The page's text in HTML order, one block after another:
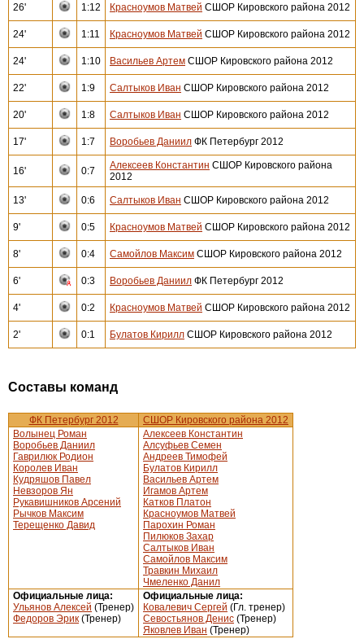
26' 1:12 Красноумов Матвей СШОР Кировского района 2012
24' 1:11 Красноумов Матвей СШОР Кировского района 2012
24' 1:10 Васильев Артем СШОР Кировского района 2012
22' 1:9 Салтыков Иван СШОР Кировского района 2012
20' 1:8 Салтыков Иван СШОР Кировского района 2012
17' 1:7 Воробьев Даниил ФК Петербург 2012
16' 0:7 Алексеев Константин СШОР Кировского района
2012
13' 0:6 Салтыков Иван СШОР Кировского района 2012
9' 0:5 Красноумов Матвей СШОР Кировского района 2012
8' 0:4 Самойлов Максим СШОР Кировского района 2012
6' 0:3 Воробьев Даниил ФК Петербург 2012
4' 0:2 Красноумов Матвей СШОР Кировского района 2012
2' 0:1 Булатов Кирилл СШОР Кировского района 2012
Составы команд
ФК Петербург 2012
СШОР Кировского района 2012
Волынец Роман
Воробьев Даниил
Гаврилюк Родион
Королев Иван
Кудряшов Павел
Невзоров Ян
Рукавишников Арсений
Рычков Максим
Терещенко Давид
Алексеев Константин
Алсуфьев Семен
Андреев Тимофей
Булатов Кирилл
Васильев Артем
Игамов Артем
Катков Платон
Красноумов Матвей
Парохин Роман
Пилюков Захар
Салтыков Иван
Самойлов Максим
Травкин Михаил
Чмеленко Данил
Официальные лица:
Ульянов Алексей (Тренер)
Федоров Эрик (Тренер)
Официальные лица:
Ковалевич Сергей (Гл. тренер)
Севостьянов Денис (Тренер)
Яковлев Иван (Тренер)